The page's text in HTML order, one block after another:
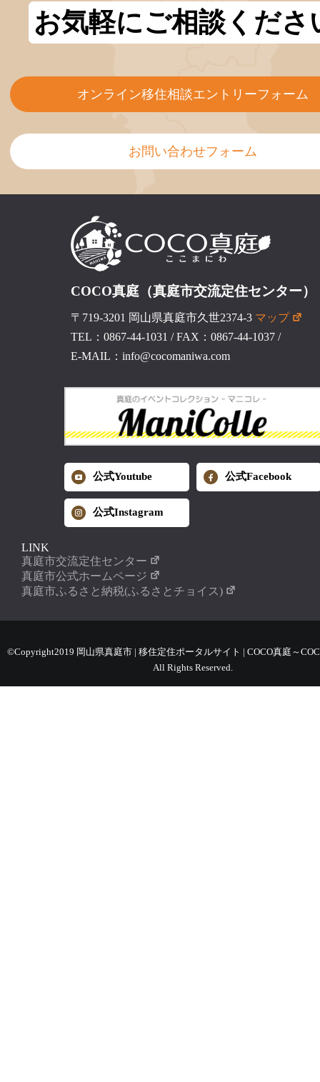
お気軽にご相談くださ
オンライン移住相談エントリーフォーム
お問い合わせフォーム
COCO真庭（真庭市交流定住センター）
〒719-3201 岡山県真庭市久世2374-3 マップ
TEL：0867-44-1031 /FAX：0867-44-1037/
E-MAIL：info@cocomaniwa.com
公式Youtube 公式Facebook
公式Instagram
LINK
真庭市交流定住センター
真庭市公式ホームページ
真庭市ふるさと納税(ふるさとチョイス)
©Copyright2019 岡山県真庭市 | 移住定住ポータルサイト | COCO真庭～
All Rights Reserved.